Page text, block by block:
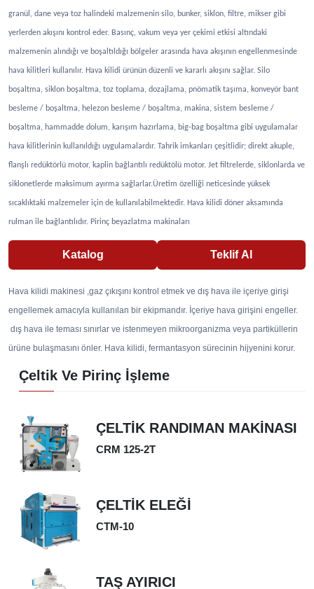
granül, dane veya toz halindeki malzemenin silo, bunker, siklon, filtre, mikser gibi
yerlerden akışını kontrol eder. Basınç, vakum veya yer çekimi etkisi altındaki
malzemenin alındığı ve boşaltıldığı bölgeler arasında hava akışının engellenmesinde
hava kilitleri kullanılır. Hava kilidi ürünün düzenli ve kararlı akışını sağlar. Silo
boşaltma, siklon boşaltma, toz toplama, dozajlama, pnömatik taşıma, konveyör bant
besleme / boşaltma, helezon besleme / boşaltma, makina, sistem besleme /
boşaltma, hammadde dolum, karışım hazırlama, big-bag boşaltma gibi uygulamalar
hava kilitlerinin kullanıldığı uygulamalardır. Tahrik imkanları çeşitlidir; direkt akuple,
flanşlı redüktörlü motor, kaplin bağlantılı redüktölü motor. Jet filtrelerde, siklonlarda ve
siklonetlerde maksimum ayırma sağlarlar.Üretim özelliği neticesinde yüksek
sıcaklıktaki malzemeler için de kullanılabilmektedir. Hava kilidi döner aksamında
rulman ile bağlantılıdır. Pirinç beyazlatma makinaları
Katalog Teklif Al
Hava kilidi makinesi ,gaz çıkışını kontrol etmek ve dış hava ile içeriye girişi
engellemek amacıyla kullanılan bir ekipmandır. İçeriye hava girişini engeller.
dış hava ile teması sınırlar ve istenmeyen mikroorganizma veya partiküllerin
ürüne bulaşmasını önler. Hava kilidi, fermantasyon sürecinin hijyenini korur.
Çeltik Ve Pirinç İşleme
ÇELTİK RANDIMAN MAKİNASI
CRM 125-2T
ÇELTİK ELEĞİ
CTM-10
TAŞ AYIRICI